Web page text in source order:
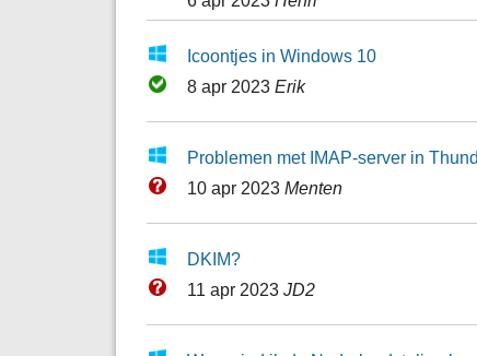
Icoontjes in Windows 10
8 apr 2023 Erik
Problemen met IMAP-server in
10 apr 2023 Menten
DKIM?
11 apr 2023 JD2